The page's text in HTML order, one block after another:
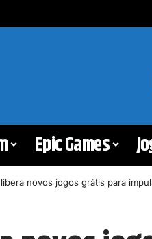
Epic Games
libera novos jogos grátis para